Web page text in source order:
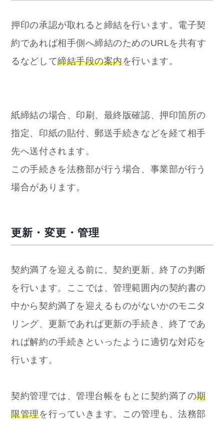
押印の承認が取れると締結を行います。電子契
約であれば相手側へ締結のためのURLを共有す
るなどして締結手段の案内を行います。
紙締結の場合、印刷、最終版確認、押印箇所の
指定、印紙の貼付、郵送手続きなどを経て相手
先へ送付されます。
この手続きを法務部が行う場合、事業部が行う
場合があります。
更新・変更・管理
契約満了を迎える前に、契約更新、終了の判断
を行います。ここでは、管理範囲内の契約書の
中から契約満了を迎えるものがないかのモニタ
リング、更新であれば更新の手続き、終了であ
れば解約の手続きといったように適切な対応を
行います。
契約管理では、管理台帳をもとに契約満了の期
限管理を行っていきます。
この管理も、法務部